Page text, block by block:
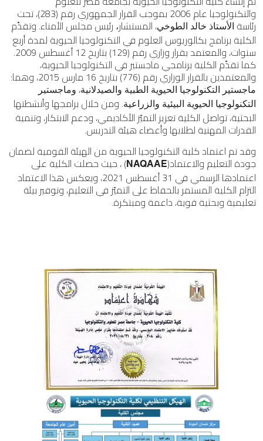
والتكنولوجيا عام 2006 بموجب القرار الجمهوري رقم (283)، تحت
رئاسة الأستاذ خالد الطوخي، المستشار، رئيس مجلس الأمناء. وتقدِّم
الكلية برنامج بكالوريوس العلوم في التكنولوجيا الحيوية لمدة أربع
سنوات، والمعتمد بقرار وزاري رقم (129) بتاريخ 12 أغسطس 2009.
كما تقدِّم الكلية برنامجي ماجستير في التكنولوجيا الحيوية،
والمعتمدين بالقرار الوزاري رقم (776) بتاريخ 16 مارس 2015، وهما:
ماجستير التكنولوجيا الحيوية الطبية والصيدلانية، وماجستير
التكنولوجيا الحيوية البيئية والزراعية. ومن خلال برامجها وأنشطتها
البحثية، تواصل الكلية تعزيز التميّز الأكاديمي، ودعم الابتكار، وتنمية
القدرات المهنية لطلابها وأعضاء هيئة التدريس.
وقد تم اعتماد كلية التكنولوجيا الحيوية من الهيئة القومية لضمان
جودة التعليم والاعتماد(NAQAAE) ، حيث حصلت الكلية على
اعتمادها الرسمي في 31 أغسطس 2021، ويعكس هذا الاعتماد
التزام الكلية المستمر بالحفاظ على التميّز في التعليم، وتوفير بيئة
تعليمية وبحثية قوية، داعمة ومبتكرة.